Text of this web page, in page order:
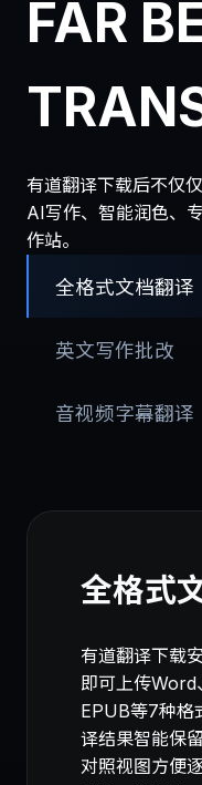
FAR
有道翻译下载后不仅
AI写作、智能润色、
作站。
全格式文档翻译
英文写作批改
音视频字幕翻译
全格式
有道翻译下载
即可上传Word
EPUB等7种格
译结果智能保
对照视图方便